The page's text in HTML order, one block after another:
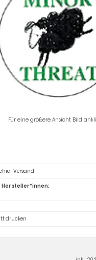
Für eine größere Ansicht Bild
Versand
Hersteller*innen:
drucken